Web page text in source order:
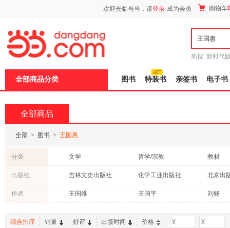
欢迎光临当当，请登录 成为会员 购物车
热搜: 新时代
全部商品分类 图书 特装书 亲签书 电子书
全部商品
全部 > 图书 > 王国惠
分类 文学 哲学/宗教
教材
管理
古籍
历史
出版社 吉林文史出版社 化学工业出版社
北京出
机械工业出版社
电子工业出版社
中国文
齐鲁书社
广东经济出版社 南方出
作者 王国维 王国平 刘畅
综合排序 销量 好评 出版时间 价格 -
页
加